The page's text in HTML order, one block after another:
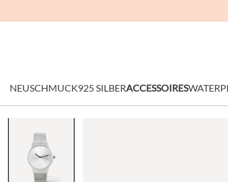
NEUSCHMUCK925 SILBERACCESSOIRES